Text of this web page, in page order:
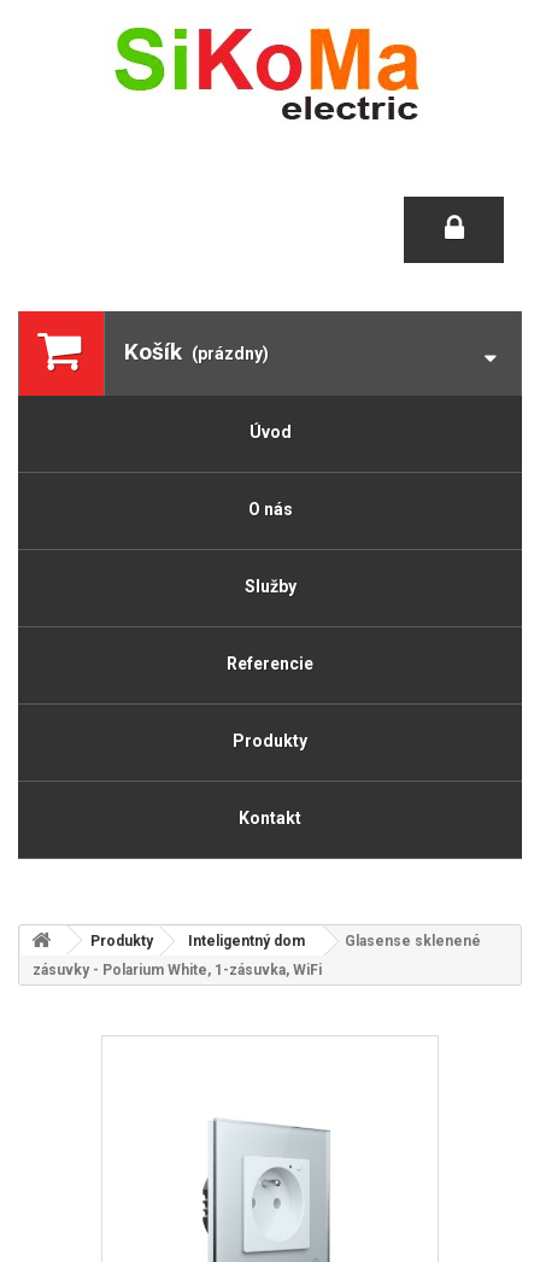
Košík (prázdny)
Úvod
O nás
Služby
Referencie
Produkty
Kontakt
Produkty Inteligentný dom
Glasense sklenené
zásuvky - Polarium White, 1-zásuvka, WiFi